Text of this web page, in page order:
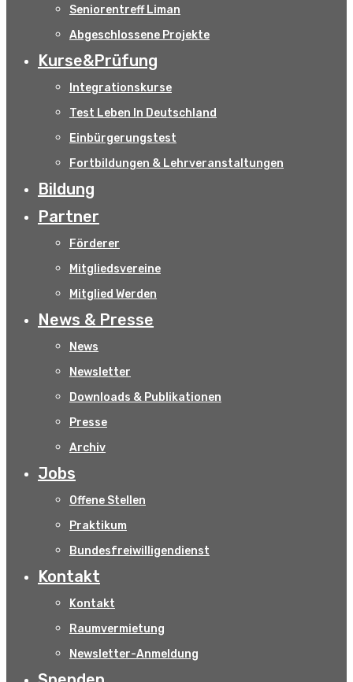
Seniorentreff Liman
Abgeschlossene Projekte
Kurse&Prüfung
Integrationskurse
Test Leben In Deutschland
Einbürgerungstest
Fortbildungen & Lehrveranstaltungen
Bildung
Partner
Förderer
Mitgliedsvereine
Mitglied Werden
News & Presse
News
Newsletter
Downloads & Publikationen
Presse
Archiv
Jobs
Offene Stellen
Praktikum
Bundesfreiwilligendienst
Kontakt
Kontakt
Raumvermietung
Newsletter-Anmeldung